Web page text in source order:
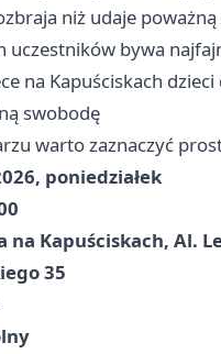
niż udaje
uczestników bywa
na Kapuściskach dzieci
swobodę
warto zaznaczyć
poniedziałek
na Kapuściskach, Al.
35